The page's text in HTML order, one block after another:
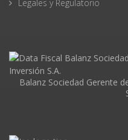
Legales y Regulatorio
Balanz Sociedad Gerente